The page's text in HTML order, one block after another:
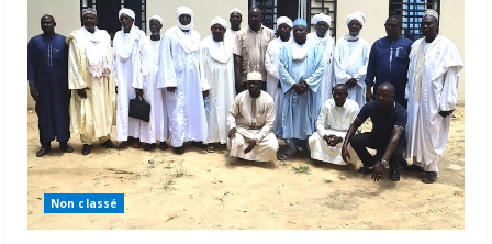
Non classé